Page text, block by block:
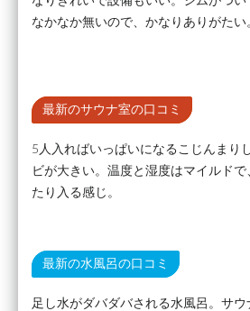
なかなか無いので、かなりありがたい
最新のサウナ室の口コミ
5人入ればいっぱいになるこじんまり
ビが大きい。温度と湿度はマイルド
たり入る感じ。
最新の水風呂の口コミ
足し水がダバダバされる水風呂。サ